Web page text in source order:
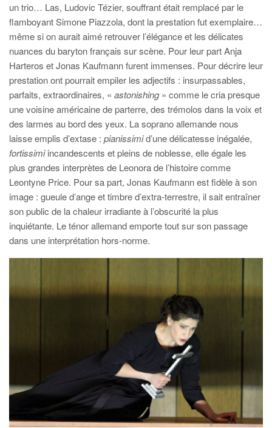
un trio… Las, Ludovic Tézier, souffrant était remplacé par le
flamboyant Simone Piazzola, dont la prestation fut exemplaire…
même si on aurait aimé retrouver l’élégance et les délicates
nuances du baryton français sur scène. Pour leur part Anja
Harteros et Jonas Kaufmann furent immenses. Pour décrire leur
prestation ont pourrait empiler les adjectifs : insurpassables,
parfaits, extraordinaires, « astonishing » comme le cria presque
une voisine américaine de parterre, des trémolos dans la voix et
des larmes au bord des yeux. La soprano allemande nous
laisse emplis d’extase : pianissimid’une délicatesse inégalée,
fortissimiincandescents et pleins de noblesse, elle égale les
plus grandes interprètes de Leonora de l’histoire comme
Leontyne Price. Pour sa part, Jonas Kaufmann est fidèle à son
image : gueule d’ange et timbre d’extra-terrestre, il sait entraîner
son public de la chaleur irradiante à l’obscurité la plus
inquiétante. Le ténor allemand emporte tout sur son passage
dans une interprétation hors-norme.